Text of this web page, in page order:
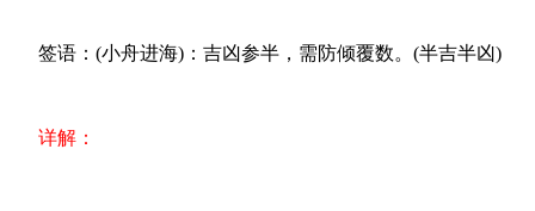
签语：(小舟进海)：吉凶参半，需防倾覆数。(半吉半凶)
详解：